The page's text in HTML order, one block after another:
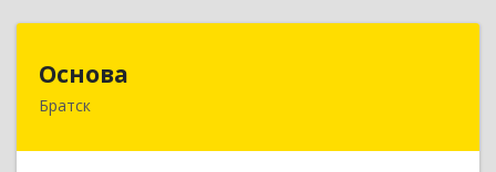
Основа
Братск